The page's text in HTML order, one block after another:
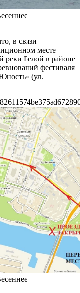
в связи
месте
реки Белой в районе
фестиваля
(ул.